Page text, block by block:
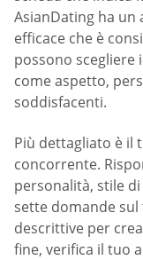
AsianDating ha
efficace che è
possono scegliere
come aspetto,
soddisfacenti.
Più dettagliato è il
concorrente.
personalità, stile
sette domande
descrittive per
fine, verifica il tuo